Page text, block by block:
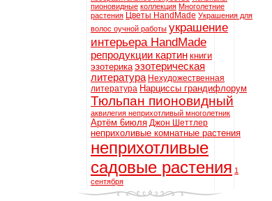
пионовидные коллекция Многолетние
растения Цветы HandMade Украшения для
волос оучной работы украшение
интерьера HandMade
репродукции картин книги
эзотерика эзотерическая
литература Нехудожественная
литература Нарциссы грандифлорум
Тюльпан пионовидный
аквилегия неприхотливый многолетник
Артём 6июля Джон Шеттлер
неприхоливые комнатные растения
неприхотливые
садовые растения 1
сентября